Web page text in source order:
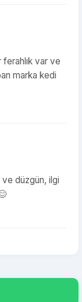
var ve
marka kedi
düzgün, ilgi